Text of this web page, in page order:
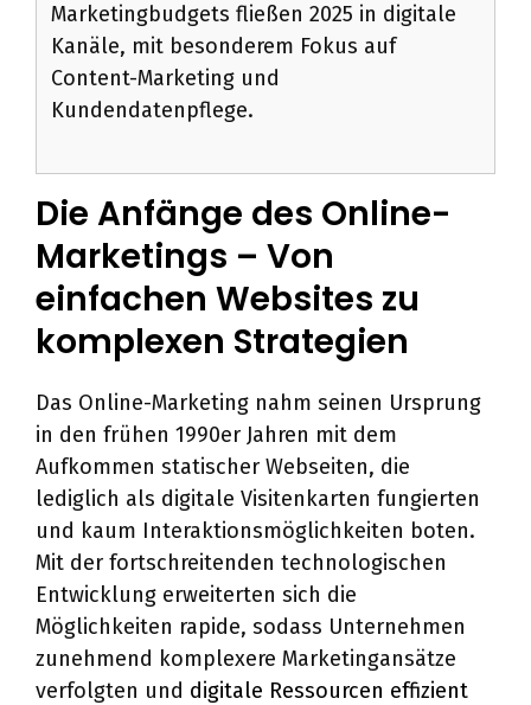
Marketingbudgets fließen 2025 in digitale
Kanäle, mit besonderem Fokus auf
Content-Marketing und
Kundendatenpflege.
Die Anfänge des Online-
Marketings – Von
einfachen Websites zu
komplexen Strategien
Das Online-Marketing nahm seinen Ursprung
in den frühen 1990er Jahren mit dem
Aufkommen statischer Webseiten, die
lediglich als digitale Visitenkarten fungierten
und kaum Interaktionsmöglichkeiten boten.
Mit der fortschreitenden technologischen
Entwicklung erweiterten sich die
Möglichkeiten rapide, sodass Unternehmen
zunehmend komplexere Marketingansätze
verfolgten und digitale Ressourcen effizient